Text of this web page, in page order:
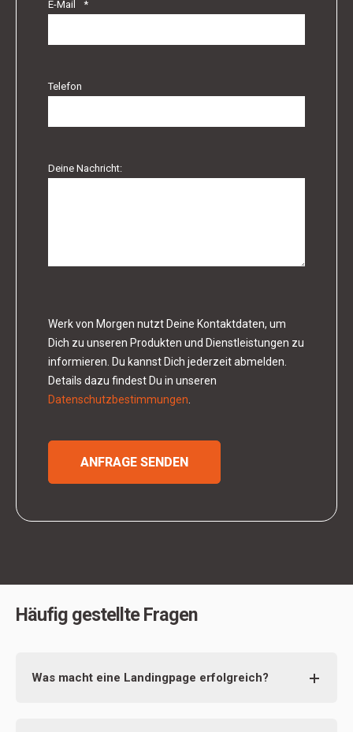
E-Mail *
Telefon
Deine Nachricht:
Werk von Morgen nutzt Deine Kontaktdaten, um
Dich zu unseren Produkten und Dienstleistungen zu
informieren. Du kannst Dich jederzeit abmelden.
Details dazu findest Du in unseren
Datenschutzbestimmungen.
Häufig gestellte Fragen
Was macht eine Landingpage erfolgreich?